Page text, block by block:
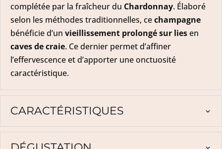
complétée par la fraîcheur du Chardonnay. Élaboré
selon les méthodes traditionnelles, cechampagne
bénéficie d’un vieillissement prolongé sur liesen
caves de craie. Ce dernier permet d’affiner
l’effervescence et d’apporter une onctuosité
caractéristique.
CARACTÉRISTIQUES